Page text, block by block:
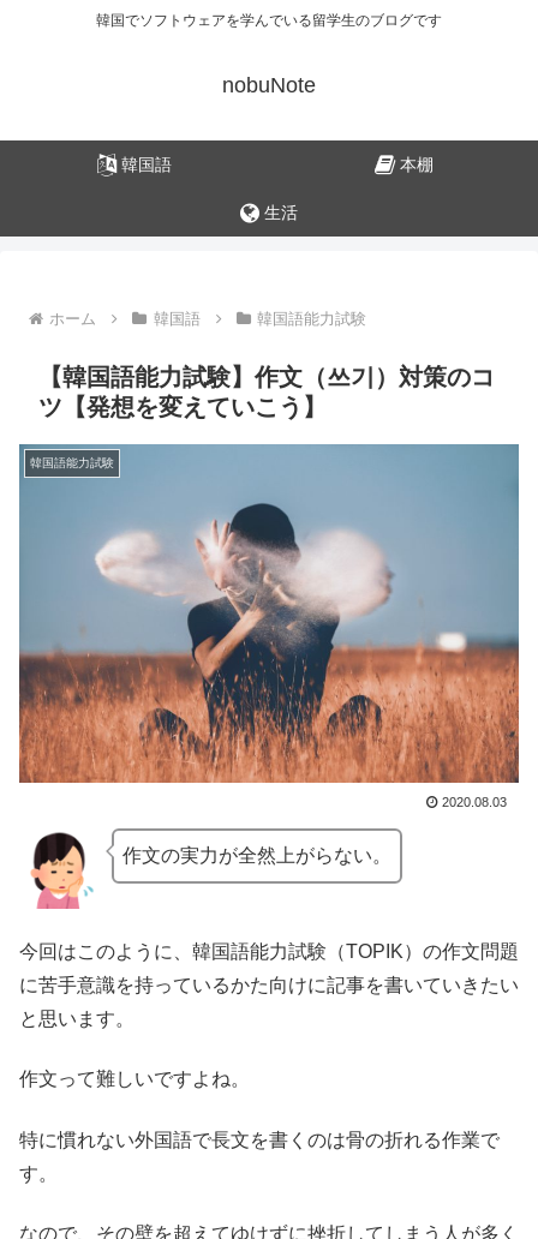
韓国でソフトウェアを学んでいる留学生のブログです
nobuNote
韓国語 本棚
生活
ホーム 韓国語 韓国語能力試験
【韓国語能力試験】作文（쓰기）対策のコ
ツ【発想を変えていこう】
韓国語能力試験
2020.08.03
作文の実力が全然上がらない。
今回はこのように、韓国語能力試験（TOPIK）の作文問題
に苦手意識を持っているかた向けに記事を書いていきたい
と思います。
作文って難しいですよね。
特に慣れない外国語で長文を書くのは骨の折れる作業で
す。
なので、その壁を超えてゆけずに挫折してしまう人が多く